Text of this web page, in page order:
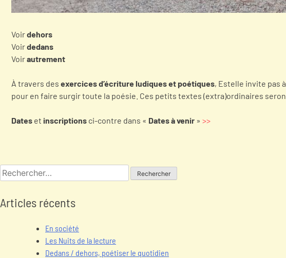
Voirdehors
Voirdedans
Voirautrement
À travers des exercices d’écriture ludiques et poétiques, Estelle invite pas
pour en faire surgir toute la poésie. Ces petits textes (extra)ordinaires
Dates et inscriptions ci-contre dans « Dates à venir » >>
Articles récents
En société
Les Nuits de la lecture
Dedans / dehors, poétiser le quotidien